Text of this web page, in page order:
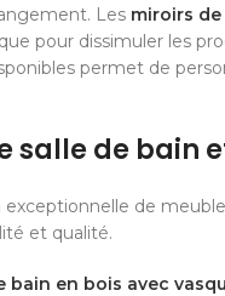
Les miroirs
pour dissimuler les
permet de
salle de bain
de
et qualité.
bain en bois avec